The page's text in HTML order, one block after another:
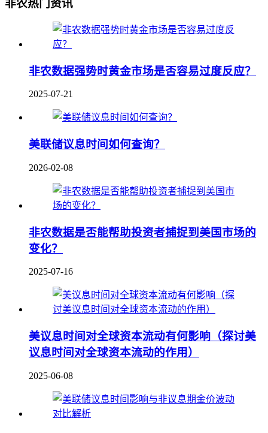
非农热门资讯
非农数据强势时黄金市场是否容易过度反应？
2025-07-21
美联储议息时间如何查询？
2026-02-08
非农数据是否能帮助投资者捕捉到美国市场的
变化？
2025-07-16
美议息时间对全球资本流动有何影响（探讨美
议息时间对全球资本流动的作用）
2025-06-08